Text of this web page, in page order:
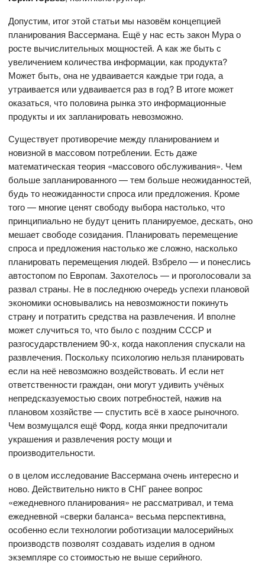
Допустим, итог этой статьи мы назовём концепцией
планирования Вассермана. Ещё у нас есть закон Мура о
росте вычислительных мощностей. А как же быть с
увеличением количества информации, как продукта?
Может быть, она не удваивается каждые три года, а
утраивается или удваивается раз в год? В итоге может
оказаться, что половина рынка это информационные
продукты и их запланировать невозможно.
Существует противоречие между планированием и
новизной в массовом потреблении. Есть даже
математическая теория «массового обслуживания». Чем
больше запланированного — тем больше неожиданностей,
будь то неожиданности спроса или предложения. Кроме
того — многие ценят свободу выбора настолько, что
принципиально не будут ценить планируемое, дескать, оно
мешает свободе созидания. Планировать перемещение
спроса и предложения настолько же сложно, насколько
планировать перемещения людей. Взбрело — и понеслись
автостопом по Европам. Захотелось — и проголосовали за
развал страны. Не в последнюю очередь успехи плановой
экономики основывались на невозможности покинуть
страну и потратить средства на развлечения. И вполне
может случиться то, что было с поздним СССР и
разгосударствлением 90-х, когда накопления спускали на
развлечения. Поскольку психологию нельзя планировать
если на неё невозможно воздействовать. И если нет
ответственности граждан, они могут удивить учёных
непредсказуемостью своих потребностей, нажив на
плановом хозяйстве — спустить всё в хаосе рыночного.
Чем возмущался ещё Форд, когда янки предпочитали
украшения и развлечения росту мощи и
производительности.
о в целом исследование Вассермана очень интересно и
ново. Действительно никто в СНГ ранее вопрос
«ежедневного планирования» не рассматривал, и тема
ежедневной «сверки баланса» весьма перспективна,
особенно если технологии роботизации малосерийных
производств позволят создавать изделия в одном
экземпляре со стоимостью не выше серийного.